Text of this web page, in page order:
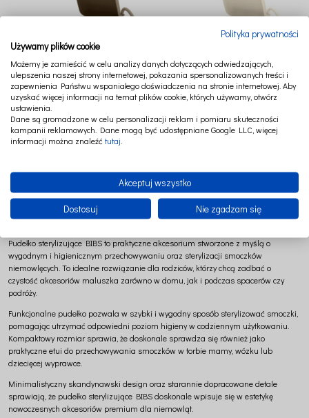
BIBS PACIFIER BOX DARK OAK 2 W 1
ETUI DO SMOCZKÓW ORAZ
POJEMNIK DO STERYLIZACJI
SMOCZKÓW
69,00 zł
BIBS PACIFIER BOX IVORY 2 W 1 ETUI
DO SMOCZKÓW ORAZ POJEMNIK
DO STERYLIZACJI SMOCZKÓW
Pudełko sterylizujące BIBS – higiena i wygoda w
codziennej opiece nad maluszkiem | Cotton&Sweets
Pudełko sterylizujące BIBSto praktyczne akcesorium stworzone z myślą o
wygodnym i higienicznym przechowywaniu oraz sterylizacji smoczków
niemowlęcych. To idealne rozwiązanie dla rodziców, którzy chcą zadbać o
czystość akcesoriów maluszka zarówno w domu, jak i podczas spacerów czy
podróży.
Funkcjonalne pudełko pozwala w szybki i wygodny sposób sterylizować smoczki,
pomagając utrzymać odpowiedni poziom higieny w codziennym użytkowaniu.
Kompaktowy rozmiar sprawia, że doskonale sprawdza się również jako
praktyczne etui do przechowywania smoczków w torbie mamy, wózku lub
dziecięcej wyprawce.
Minimalistyczny skandynawski design oraz starannie dopracowane detale
sprawiają, że pudełko sterylizujące BIBS doskonale wpisuje się w estetykę
nowoczesnych akcesoriów premium dla niemowląt.
Polityka prywatności
Używamy plików cookie
Możemy je zamieścić w celu analizy danych dotyczących odwiedzających,
ulepszenia naszej strony internetowej, pokazania spersonalizowanych treści i
zapewnienia Państwu wspaniałego doświadczenia na stronie internetowej. Aby
uzyskać więcej informacji na temat plików cookie, których używamy, otwórz
ustawienia.
Dane są gromadzone w celu personalizacji reklam i pomiaru skuteczności
kampanii reklamowych. Dane mogą być udostępniane Google LLC, więcej
informacji można znaleźć tutaj
Akceptuj wszystko
Dostosuj Nie zgadzam się